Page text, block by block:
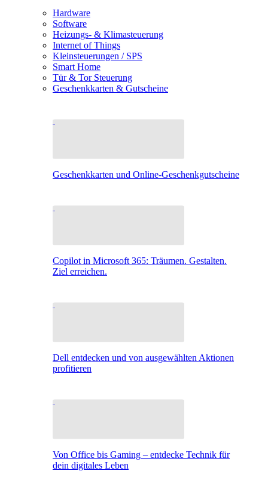
Hardware
Software
Heizungs- & Klimasteuerung
Internet of Things
Kleinsteuerungen / SPS
Smart Home
Tür & Tor Steuerung
Geschenkkarten & Gutscheine
Geschenkkarten und Online-Geschenkgutscheine
Copilot in Microsoft 365: Träumen. Gestalten.
Ziel erreichen.
Dell entdecken und von ausgewählten Aktionen
profitieren
Von Office bis Gaming – entdecke Technik für
dein digitales Leben